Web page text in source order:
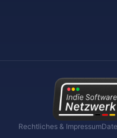
Rechtliches & Impressum